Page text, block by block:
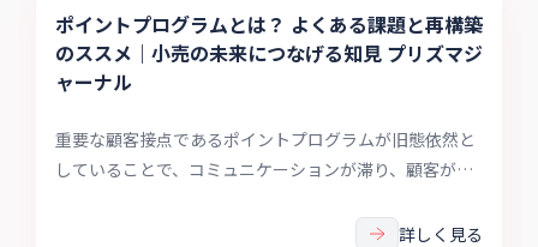
ポイントプログラムとは？ よくある課題と再構築
のススメ｜小売の未来につなげる知見 プリズマジ
ャーナル
重要な顧客接点であるポイントプログラムが旧態依然と
していることで、コミュニケーションが滞り、顧客が分
か。本稿ではプリズマティクスのコンサルタント渡邊
詳しく見る